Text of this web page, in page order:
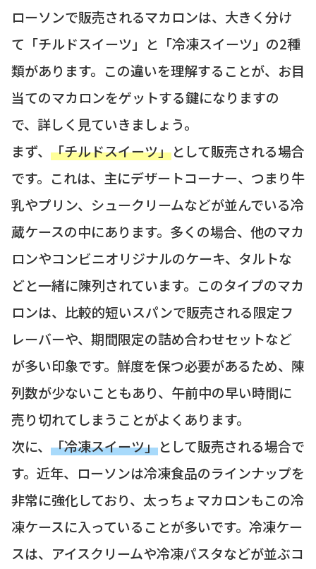
ローソンで販売されるマカロンは、大きく分け
て「チルドスイーツ」と「冷凍スイーツ」の2種
類があります。この違いを理解することが、お目
当てのマカロンをゲットする鍵になりますの
で、詳しく見ていきましょう。
まず、 「チルドスイーツ」として販売される場合
です。これは、主にデザートコーナー、つまり牛
乳やプリン、シュークリームなどが並んでいる冷
蔵ケースの中にあります。多くの場合、他のマカ
ロンやコンビニオリジナルのケーキ、タルトな
どと一緒に陳列されています。このタイプのマカ
ロンは、比較的短いスパンで販売される限定フ
レーバーや、期間限定の詰め合わせセットなど
が多い印象です。鮮度を保つ必要があるため、陳
列数が少ないこともあり、午前中の早い時間に
売り切れてしまうことがよくあります。
次に、 「冷凍スイーツ」として販売される場合で
す。近年、ローソンは冷凍食品のラインナップを
非常に強化しており、太っちょマカロンもこの冷
凍ケースに入っていることが多いです。冷凍ケー
スは、アイスクリームや冷凍パスタなどが並ぶコ